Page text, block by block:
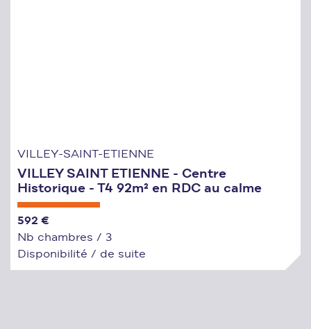
VILLEY-SAINT-ETIENNE
VILLEY SAINT ETIENNE - Centre
Historique - T4 92m² en RDC au calme
592 €
Nb chambres / 3
Disponibilité / de suite